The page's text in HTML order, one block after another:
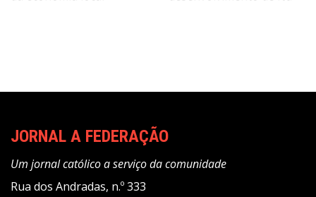
JORNAL A FEDERAÇÃO
Um jornal católico a serviço da comunidade
Rua dos Andradas, n.º 333